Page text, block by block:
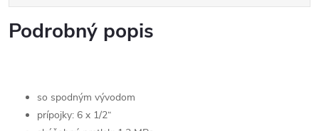
Podrobný popis
so spodným vývodom
prípojky: 6 x 1/2“